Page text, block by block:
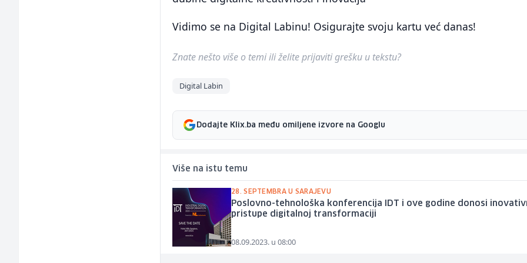
Vidimo se na Digital Labinu! Osigurajte svoju kartu već danas!
Znate nešto više o temi ili želite prijaviti grešku u tekstu?
Digital Labin
Dodajte Klix.ba među omiljene izvore na Googlu
Više na istu temu
28. SEPTEMBRA U SARAJEVU
Poslovno-tehnološka konferencija IDT i ove godine donosi
pristupe digitalnoj transformaciji
08.09.2023. u 08:00